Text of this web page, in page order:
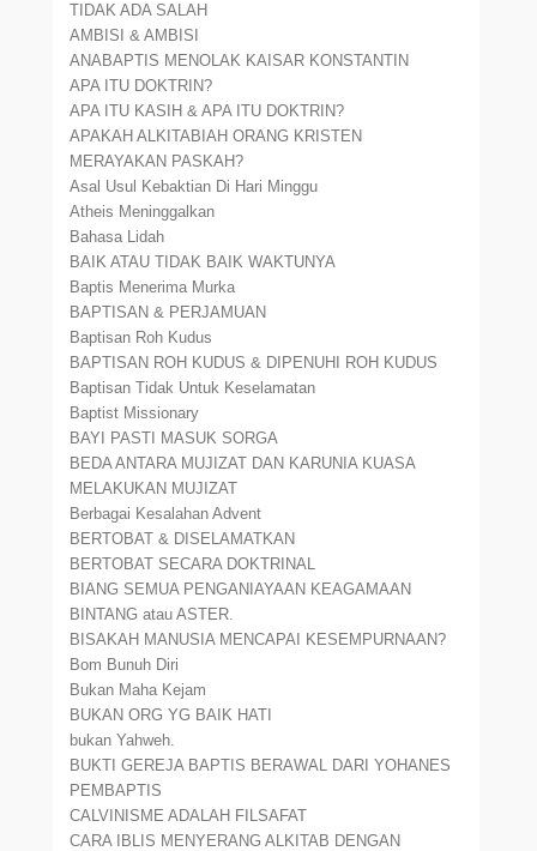
TIDAK ADA SALAH
AMBISI & AMBISI
ANABAPTIS MENOLAK KAISAR KONSTANTIN
APA ITU DOKTRIN?
APA ITU KASIH & APA ITU DOKTRIN?
APAKAH ALKITABIAH ORANG KRISTEN
MERAYAKAN PASKAH?
Asal Usul Kebaktian Di Hari Minggu
Atheis Meninggalkan
Bahasa Lidah
BAIK ATAU TIDAK BAIK WAKTUNYA
Baptis Menerima Murka
BAPTISAN & PERJAMUAN
Baptisan Roh Kudus
BAPTISAN ROH KUDUS & DIPENUHI ROH KUDUS
Baptisan Tidak Untuk Keselamatan
Baptist Missionary
BAYI PASTI MASUK SORGA
BEDA ANTARA MUJIZAT DAN KARUNIA KUASA
MELAKUKAN MUJIZAT
Berbagai Kesalahan Advent
BERTOBAT & DISELAMATKAN
BERTOBAT SECARA DOKTRINAL
BIANG SEMUA PENGANIAYAAN KEAGAMAAN
BINTANG atau ASTER.
BISAKAH MANUSIA MENCAPAI KESEMPURNAAN?
Bom Bunuh Diri
Bukan Maha Kejam
BUKAN ORG YG BAIK HATI
bukan Yahweh.
BUKTI GEREJA BAPTIS BERAWAL DARI YOHANES
PEMBAPTIS
CALVINISME ADALAH FILSAFAT
CARA IBLIS MENYERANG ALKITAB DENGAN